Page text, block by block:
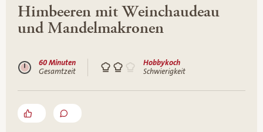
Himbeeren mit Weinchaudeau
und Mandelmakronen
60 Minuten
Gesamtzeit
Hobbykoch
Schwierigkeit